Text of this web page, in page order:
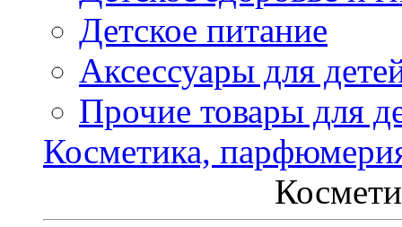
Детское питание
Аксессуары для
Прочие товары для
Косметика,